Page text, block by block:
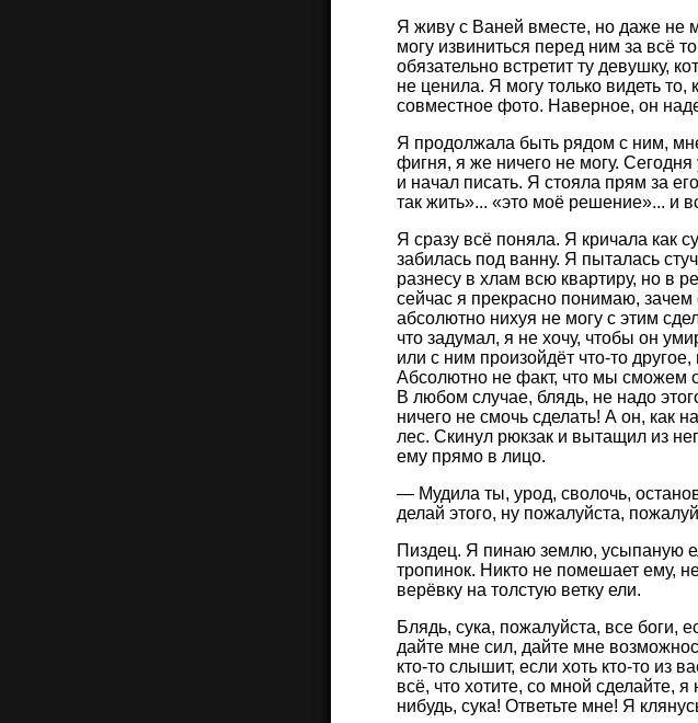
Я живу с Ваней вместе, но даже не
могу извиниться перед ним за всё
обязательно встретит ту девушку,
не ценила. Я могу только видеть
совместное фото. Наверное, он
Я продолжала быть рядом с ним,
фигня, я же ничего не могу.
и начал писать. Я стояла прям за
так жить»... «это моё решение»... и
Я сразу всё поняла. Я кричала как
забилась под ванну. Я пыталась
разнесу в хлам всю квартиру, но в
сейчас я прекрасно понимаю, зачем
абсолютно нихуя не могу с этим
что задумал, я не хочу, чтобы он
или с ним произойдёт что-то
Абсолютно не факт, что мы сможем
В любом случае, блядь, не надо
ничего не смочь сделать! А он, как
лес. Скинул рюкзак и вытащил из
ему прямо в лицо.
— Мудила ты, урод, сволочь,
делай этого, ну пожалуйста,
Пиздец. Я пинаю землю, усыпаную
тропинок. Никто не помешает ему,
верёвку на толстую ветку ели.
Блядь, сука, пожалуйста, все боги,
дайте мне сил, дайте мне
кто-то слышит, если хоть кто-то из
всё, что хотите, со мной сделайте,
нибудь, сука! Ответьте мне! Я